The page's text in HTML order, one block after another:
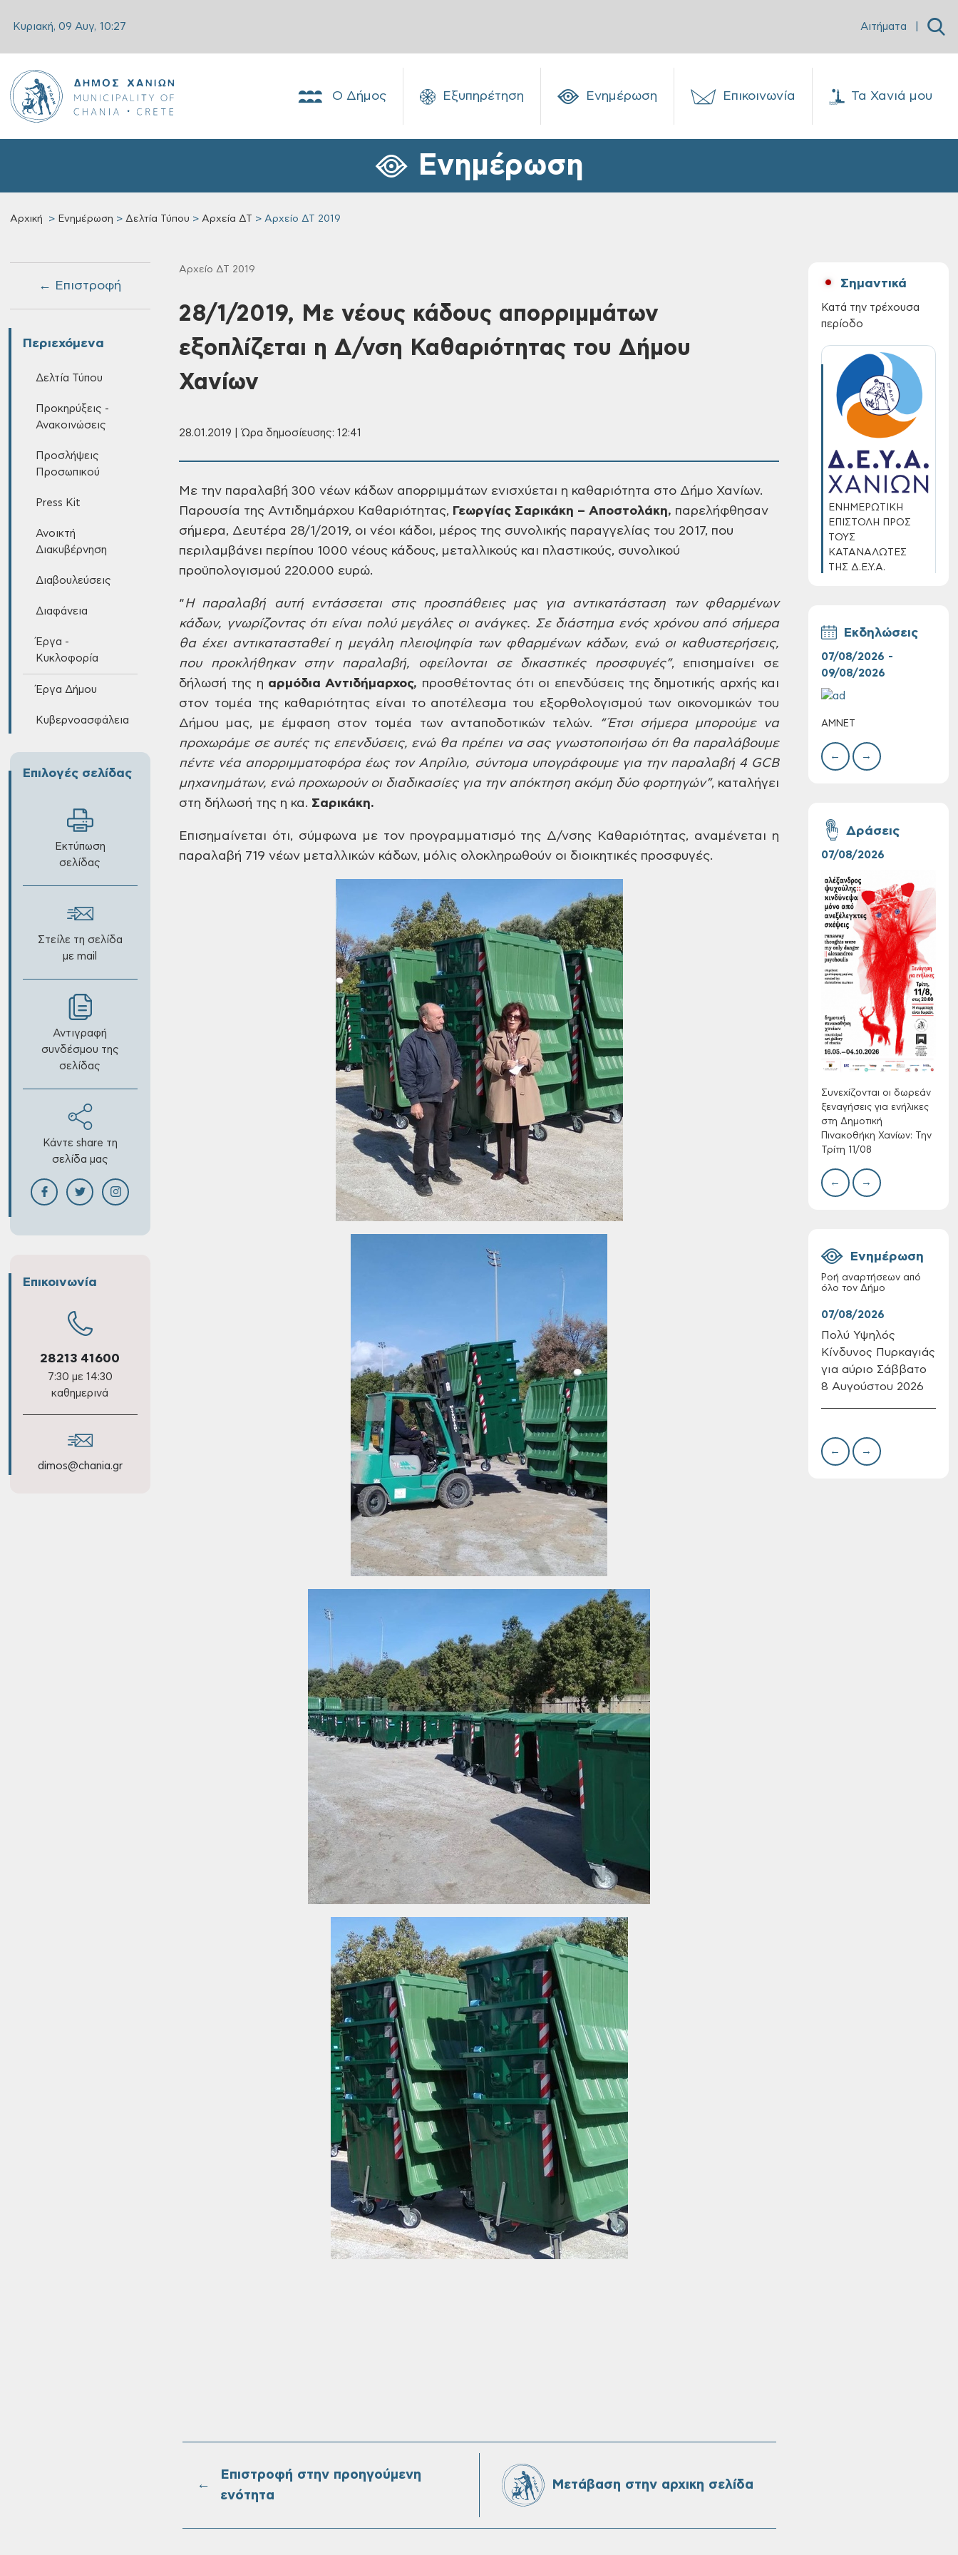
Κυριακή, 09 Αυγ, 10:27 Αιτήματα
Ο Δήμος Εξυπηρέτηση Ενημέρωση Επικοινωνία Τα Χανιά μου
Ενημέρωση
Αρχική Ενημέρωση Δελτία Τύπου Αρχεία ΔΤ Αρχείο ΔΤ 2019
← Επιστροφή
Περιεχόμενα
Δελτία Τύπου
Προκηρύξεις -
Ανακοινώσεις
Προσλήψεις
Προσωπικού
Press Kit
Ανοικτή
Διακυβέρνηση
Διαβουλεύσεις
Διαφάνεια
Έργα -
Κυκλοφορία
Έργα Δήμου
Κυβερνοασφάλεια
Επιλογές σελίδας
Εκτύπωση
σελίδας
Στείλε τη σελίδα
με mail
Αντιγραφή
συνδέσμου της
σελίδας
Κάντε share τη
σελίδα μας
Επικοινωνία
28213 41600
7:30 με 14:30
καθημερινά
dimos@chania.gr
Αρχείο ΔΤ 2019
28/1/2019, Με νέους κάδους απορριμμάτων
εξοπλίζεται η Δ/νση Καθαριότητας του Δήμου
Χανίων
28.01.2019 | Ώρα δημοσίευσης: 12:41
Mε την παραλαβή 300 νέων κάδων απορριμμάτων ενισχύεται η καθαριότητα στο Δήμο Χανίων.
Παρουσία της Αντιδημάρχου Καθαριότητας, Γεωργίας Σαρικάκη – Αποστολάκη, παρελήφθησαν
σήμερα, Δευτέρα 28/1/2019, οι νέοι κάδοι, μέρος της συνολικής παραγγελίας του 2017, που
περιλαμβάνει περίπου 1000 νέους κάδους, μεταλλικούς και πλαστικούς, συνολικού
προϋπολογισμού 220.000 ευρώ.
“Ηπαραλαβή αυτή εντάσσεται στις προσπάθειεςμας για αντικατάσταση των φθαρμένων
κάδων, γνωρίζοντας ότι είναι πολύ μεγάλεςοι ανάγκες. Σε διάστημα ενός χρόνου απόσήμερα
θα έχει αντικατασταθεί η μεγάλη πλειοψηφία των φθαρμένων κάδων, ενώ οικαθυστερήσεις,
που προκλήθηκαν στηνπαραλαβή, οφείλονται σε δικαστικέςπροσφυγές”, επισημαίνει σε
δήλωσή της η αρμόδια Αντιδήμαρχος, προσθέτοντας ότι οι επενδύσεις της δημοτικής αρχής και
στον τομέα τηςκαθαριότητας είναι το αποτέλεσμα του εξορθολογισμού των οικονομικών του
Δήμου μας, με έμφαση στον τομέα τωνανταποδοτικών τελών. “Έτσισήμερα μπορούμε να
προχωράμε σε αυτέςτις επενδύσεις, ενώ θα πρέπει να σαςγνωστοποιήσω ότι θα παραλάβουμε
πέντενέα απορριμματοφόρα έως τον Απρίλιο, σύντομα υπογράφουμε για την παραλαβή4 GCB
μηχανημάτων, ενώ προχωρούν οι διαδικασίες για τηναπόκτηση ακόμη δύο φορτηγών”, καταλήγει
στη δήλωσή της η κα. Σαρικάκη.
Επισημαίνεται ότι, σύμφωνα με τον προγραμματισμό της Δ/νσης Καθαριότητας, αναμένεται η
παραλαβή 719 νέων μεταλλικών κάδων, μόλις ολοκληρωθούν οι διοικητικές προσφυγές.
Σημαντικά
Κατά την τρέχουσα
περίοδο
ΕΝΗΜΕΡΩΤΙΚΗ
ΕΠΙΣΤΟΛΗ ΠΡΟΣ
ΤΟΥΣ
ΚΑΤΑΝΑΛΩΤΕΣ
ΤΗΣ Δ.Ε.Υ.Α.
δωρεάν ξεναγήσεις
για ενήλικες στη
Δημοτική
Την Τρίτη 11/08
Τακτική συνεδρίαση
Δημοτικής
Επιτροπής στις 10-
08-2026
Επαναλειτουργία
Ονουφρίου
Πίνακες Κατάταξης
& Βαθμολογίας,
προσληπτέων και
Ονομαστικοί πίνακες
της προκήρυξης
Εκδηλώσεις
07/08/2026 -
09/08/2026
ΑΜΝΕΤ
← →
Δράσεις
07/08/2026
Συνεχίζονται οι δωρεάν
ξεναγήσεις για ενήλικες
στη Δημοτική
Πινακοθήκη Χανίων: Την
Τρίτη 11/08
← →
Ενημέρωση
Ροή αναρτήσεων από
όλο τον Δήμο
07/08/2026
Πολύ Υψηλός
Κίνδυνος Πυρκαγιάς
για αύριο Σάββατο
8 Αυγούστου 2026
← →
←
Επιστροφή στην προηγούμενη
ενότητα
Μετάβαση στην αρχικη σελίδα